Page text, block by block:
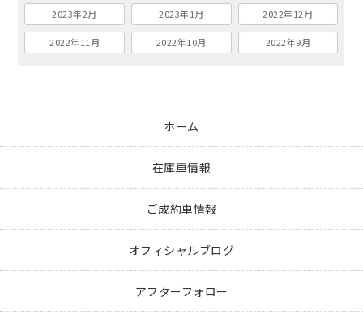
2023年2月 2023年1月 2022年12月
2022年11月 2022年10月 2022年9月
ホーム
在庫車情報
ご成約車情報
オフィシャルブログ
アフターフォロー